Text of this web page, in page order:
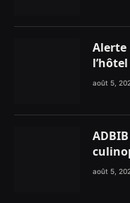
Alerte
août 5,
glace
août 5,